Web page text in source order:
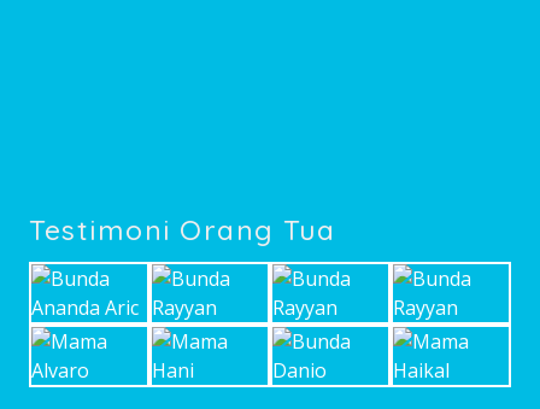
Testimoni Orang Tua